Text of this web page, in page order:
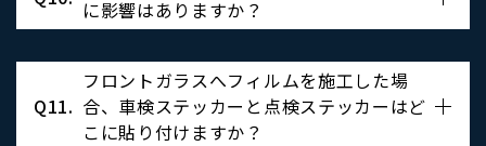
に影響はありますか？
Q11.
フロントガラスへフィルムを施工した場
合、車検ステッカーと点検ステッカーはど
こに貼り付けますか？